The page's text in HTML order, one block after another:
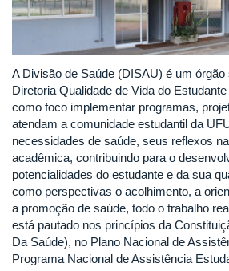
A Divisão de Saúde (DISAU) é um órgão
Diretoria Qualidade de Vida do
como foco implementar programas,
atendam a comunidade estudantil da
necessidades de saúde, seus reflexos
acadêmica, contribuindo para o
potencialidades do estudante e da sua
como perspectivas o acolhimento, a
a promoção de saúde, todo o trabalho
está pautado nos princípios da
Da Saúde), no Plano Nacional de
Programa Nacional de Assistência